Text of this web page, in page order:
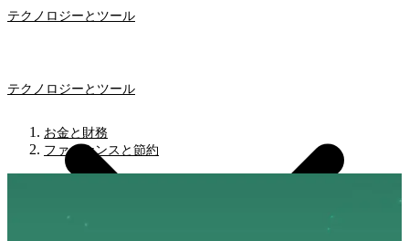
テクノロジーとツール
テクノロジーとツール
お金と財務
ファイナンスと節約